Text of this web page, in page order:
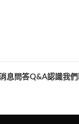
息問答Q&A認識我們